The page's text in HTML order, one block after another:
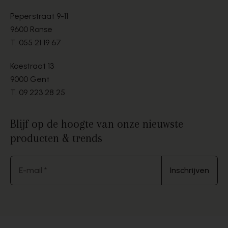
Peperstraat 9-11
9600 Ronse
T. 055 21 19 67
Koestraat 13
9000 Gent
T. 09 223 28 25
Blijf op de hoogte van onze nieuwste
producten & trends
E-mail * Inschrijven